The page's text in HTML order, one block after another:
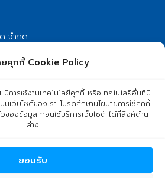
ยคุกกี้ Cookie Policy
มีการใช้งานเทคโนโลยีคุกกี้ หรือเทคโนโลยีอื่นที่มี
เว็บไซต์ของเรา โปรดศึกษานโยบายการใช้คุกกี้
ของข้อมูล ก่อนใช้บริการเว็บไซต์ ได้ที่ลิงค์ด้าน
ล่าง
ยอมรับ
จำกัด
วงลําผักชี เขตหนองจอก
CO., LTD. - All rights